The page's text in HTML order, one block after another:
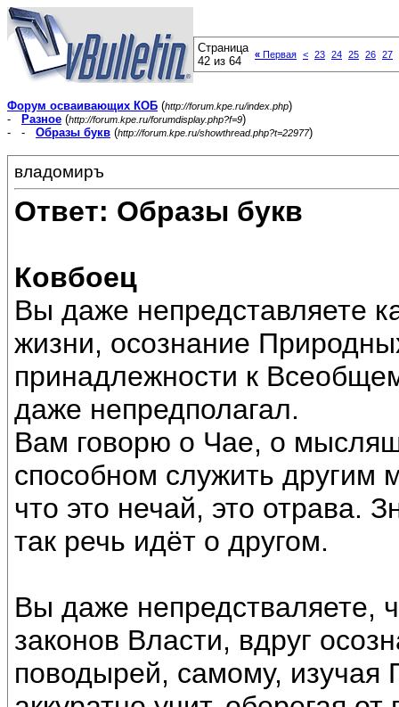
Страница
42 из 64
« Первая < 23 24 25 26 27
Форум осваивающих КОБ (http://forum.kpe.ru/index.php)
-
Разное (http://forum.kpe.ru/forumdisplay.php?f=9)
- - Образы букв (http://forum.kpe.ru/showthread.php?t=22977)
владомиръ
Ответ: Образы букв
Ковбоец
Вы даже непредставляете
жизни, осознание
принадлежности к
даже непредполагал.
Вам говорю о Чае, о
способном служить
что это нечай, это отрава.
так речь идёт о другом.
Вы даже непредстваляете,
законов Власти, вдруг
поводырей, самому, изучая